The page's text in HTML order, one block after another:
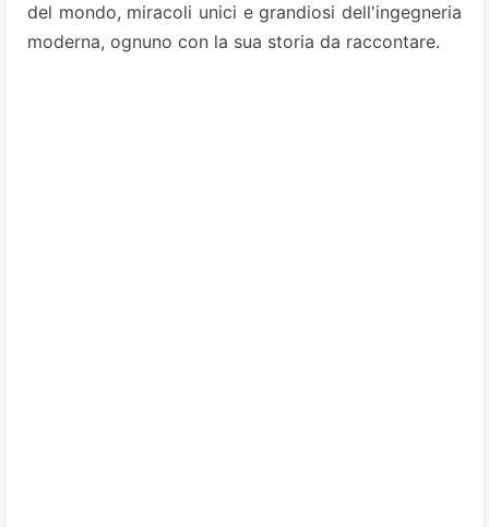
del mondo, miracoli unici e grandiosi dell'ingegneria
moderna, ognuno con la sua storia da raccontare.